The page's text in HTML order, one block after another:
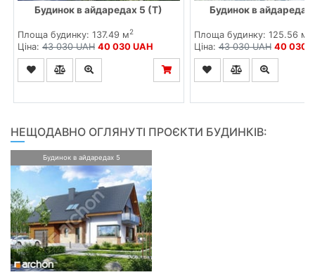
Будинок в айдаредах 5 (Т)
Площа будинку: 137.49 м2
Ціна: 43 030 UAH 40 030 UAH
Будинок в айдаредах
Площа будинку: 125.56 м
Ціна:43 030 UAH 40 030
НЕЩОДАВНО ОГЛЯНУТІ ПРОЄКТИ БУДИНКІВ:
Будинок в айдаредах 5